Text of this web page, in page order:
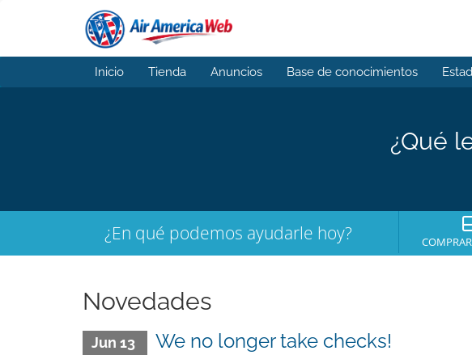
Inicio Tienda Anuncios Base de conocimientos
¿Qué
¿En qué podemos ayudarle hoy?
Novedades
Jun 13 We no longer take checks!